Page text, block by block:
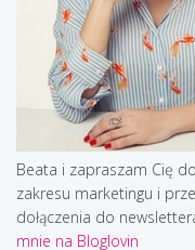
Beata i zapraszam Cię
zakresu marketingu i
dołączenia do
mnie na Bloglovin